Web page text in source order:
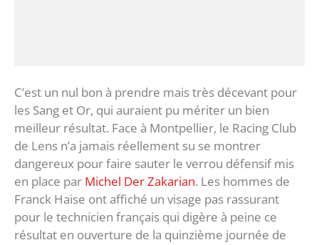
C’est un nul bon à prendre mais très décevant pour
les Sang et Or, qui auraient pu mériter un bien
meilleur résultat. Face à Montpellier, le Racing Club
de Lens n’a jamais réellement su se montrer
dangereux pour faire sauter le verrou défensif mis
en place par Michel Der Zakarian. Les hommes de
Franck Haise ont affiché un visage pas rassurant
pour le technicien français qui digère à peine ce
résultat en ouverture de la quinzième journée de